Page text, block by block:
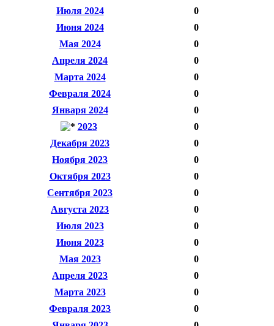
Июля 2024
0
Июня 2024
0
Мая 2024
0
Апреля 2024
0
Марта 2024
0
Февраля 2024
0
Января 2024
0
2023
0
Декабря 2023
0
Ноября 2023
0
Октября 2023
0
Сентября 2023
0
Августа 2023
0
Июля 2023
0
Июня 2023
0
Мая 2023
0
Апреля 2023
0
Марта 2023
0
Февраля 2023
0